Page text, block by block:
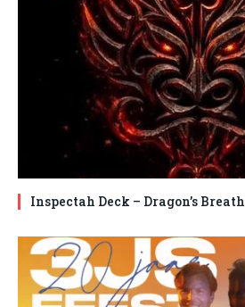
Inspectah Deck – Dragon’s Breath